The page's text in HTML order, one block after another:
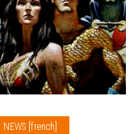
NEWS [french]